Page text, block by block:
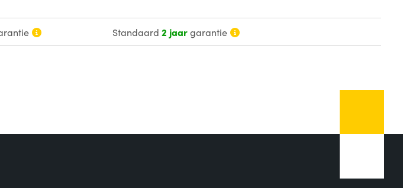
Standaard2 jaargarantie